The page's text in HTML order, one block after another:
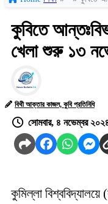
কুবিতে
খেলা শুরু ১৩
বিথী আক্তার কাজল, কুবি প্রতিনিধি
সোমবার, ৪ নভেম্বর
কুমিল্লা